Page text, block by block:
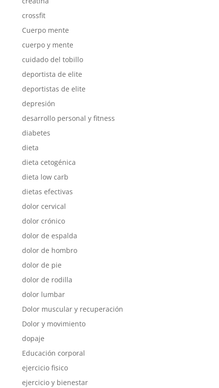
crossfit
Cuerpo mente
cuerpo y mente
cuidado del tobillo
deportista de elite
deportistas de elite
depresión
desarrollo personal y fitness
diabetes
dieta
dieta cetogénica
dieta low carb
dietas efectivas
dolor cervical
dolor crónico
dolor de espalda
dolor de hombro
dolor de pie
dolor de rodilla
dolor lumbar
Dolor muscular y recuperación
Dolor y movimiento
dopaje
Educación corporal
ejercicio fisico
ejercicio y bienestar